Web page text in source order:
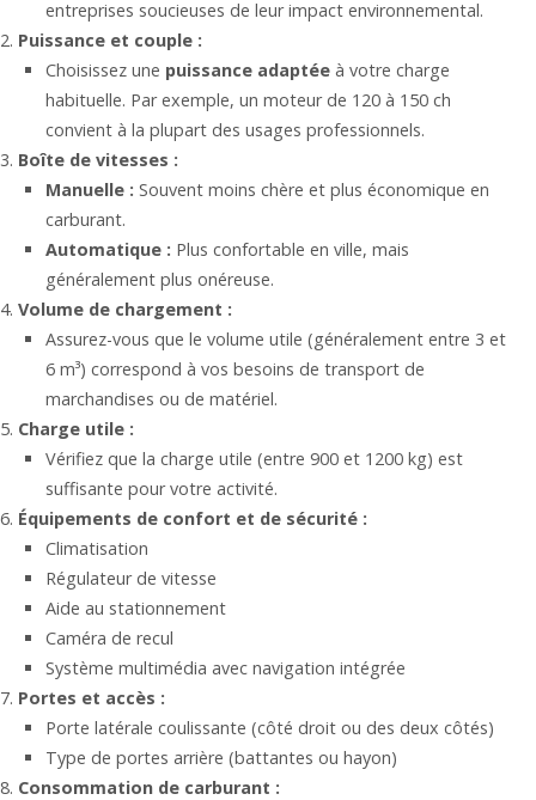
entreprises soucieuses de leur impact environnemental.
Puissance et couple :
Choisissez une puissance adaptée à votre charge
habituelle. Par exemple, un moteur de 120 à 150 ch
convient à la plupart des usages professionnels.
Boîte de vitesses :
Manuelle :Souvent moins chère et plus économique en
carburant.
Automatique : Plus confortable en ville, mais
généralement plus onéreuse.
Volume de chargement :
Assurez-vous que le volume utile (généralement entre 3 et
6 m³) correspond à vos besoins de transport de
marchandises ou de matériel.
Charge utile :
Vérifiez que la charge utile (entre 900 et 1200 kg) est
suffisante pour votre activité.
Équipements de confort et de sécurité :
Climatisation
Régulateur de vitesse
Aide au stationnement
Caméra de recul
Système multimédia avec navigation intégrée
Portes et accès :
Porte latérale coulissante (côté droit ou des deux côtés)
Type de portes arrière (battantes ou hayon)
Consommation de carburant :